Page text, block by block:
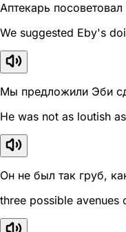
Аптекарь
We suggested Eby's
Мы предложили Эби
He was not as loutish
Он не был так груб,
three possible avenues